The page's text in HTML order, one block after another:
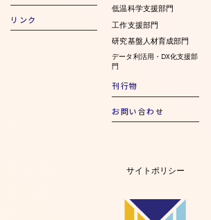
リンク
低温科学支援部門
工作支援部門
研究基盤人材育成部門
データ利活用・DX化支援部
門
刊行物
お問い合わせ
サイトポリシー